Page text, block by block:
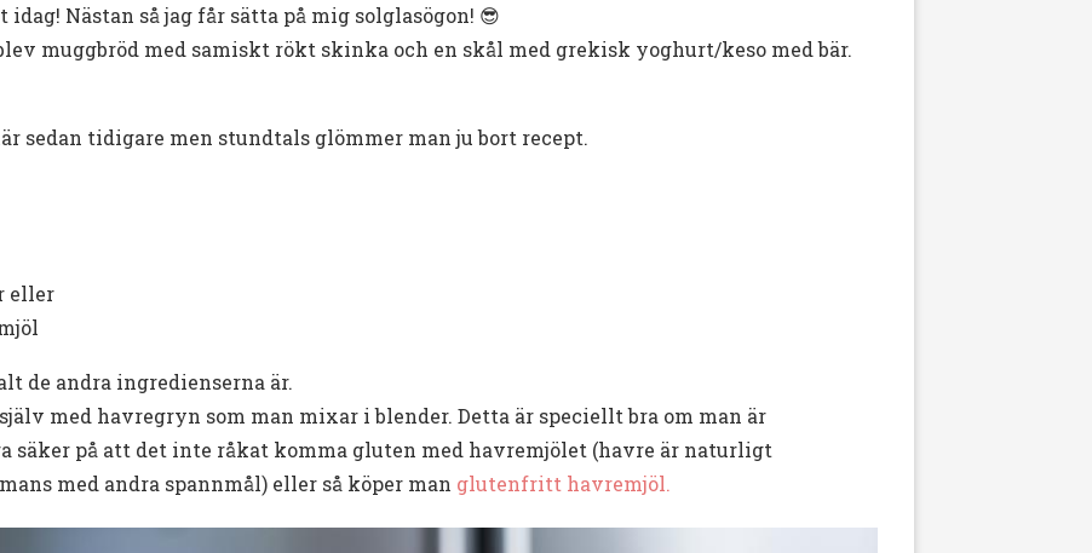
Nästan så jag får sätta på mig solglasögon! 😎
muggbröd med samiskt rökt skinka och en skål med grekisk yoghurt/keso med bär.
sedan tidigare men stundtals glömmer man ju bort recept.
eller
de andra ingredienserna är.
med havregryn som man mixar i blender. Detta är speciellt bra om man är
säker på att det inte råkat komma gluten med havremjölet (havre är naturligt
med andra spannmål) eller så köper man glutenfritt havremjöl.